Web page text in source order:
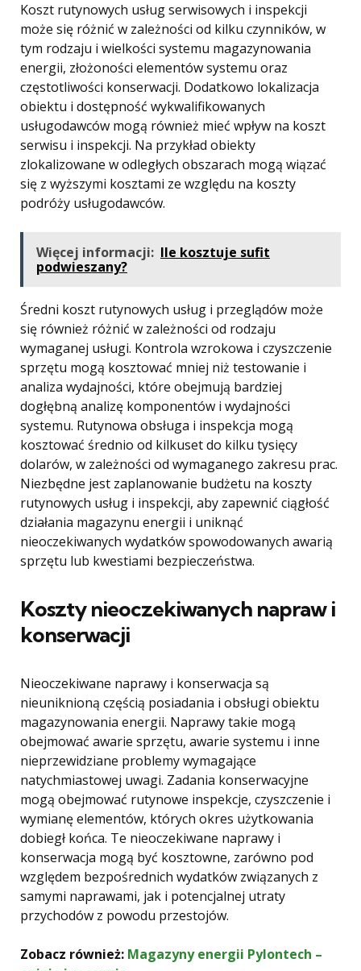
Koszt rutynowych usług serwisowych i inspekcji
może się różnić w zależności od kilku czynników, w
tym rodzaju i wielkości systemu magazynowania
energii, złożoności elementów systemu oraz
częstotliwości konserwacji. Dodatkowo lokalizacja
obiektu i dostępność wykwalifikowanych
usługodawców mogą również mieć wpływ na koszt
serwisu i inspekcji. Na przykład obiekty
zlokalizowane w odległych obszarach mogą wiązać
się z wyższymi kosztami ze względu na koszty
podróży usługodawców.
Więcej informacji: Ile kosztuje sufit
podwieszany?
Średni koszt rutynowych usług i przeglądów może
się również różnić w zależności od rodzaju
wymaganej usługi. Kontrola wzrokowa i czyszczenie
sprzętu mogą kosztować mniej niż testowanie i
analiza wydajności, które obejmują bardziej
dogłębną analizę komponentów i wydajności
systemu. Rutynowa obsługa i inspekcja mogą
kosztować średnio od kilkuset do kilku tysięcy
dolarów, w zależności od wymaganego zakresu prac.
Niezbędne jest zaplanowanie budżetu na koszty
rutynowych usług i inspekcji, aby zapewnić ciągłość
działania magazynu energii i uniknąć
nieoczekiwanych wydatków spowodowanych awarią
sprzętu lub kwestiami bezpieczeństwa.
Koszty nieoczekiwanych napraw i
konserwacji
Nieoczekiwane naprawy i konserwacja są
nieuniknioną częścią posiadania i obsługi obiektu
magazynowania energii. Naprawy takie mogą
obejmować awarie sprzętu, awarie systemu i inne
nieprzewidziane problemy wymagające
natychmiastowej uwagi. Zadania konserwacyjne
mogą obejmować rutynowe inspekcje, czyszczenie i
wymianę elementów, których okres użytkowania
dobiegł końca. Te nieoczekiwane naprawy i
konserwacja mogą być kosztowne, zarówno pod
względem bezpośrednich wydatków związanych z
samymi naprawami, jak i potencjalnej utraty
przychodów z powodu przestojów.
Zobacz również: Magazyny energii Pylontech –